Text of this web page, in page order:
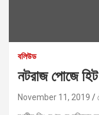
বলিউড
নটরাজ পোজে
November 11, 2019